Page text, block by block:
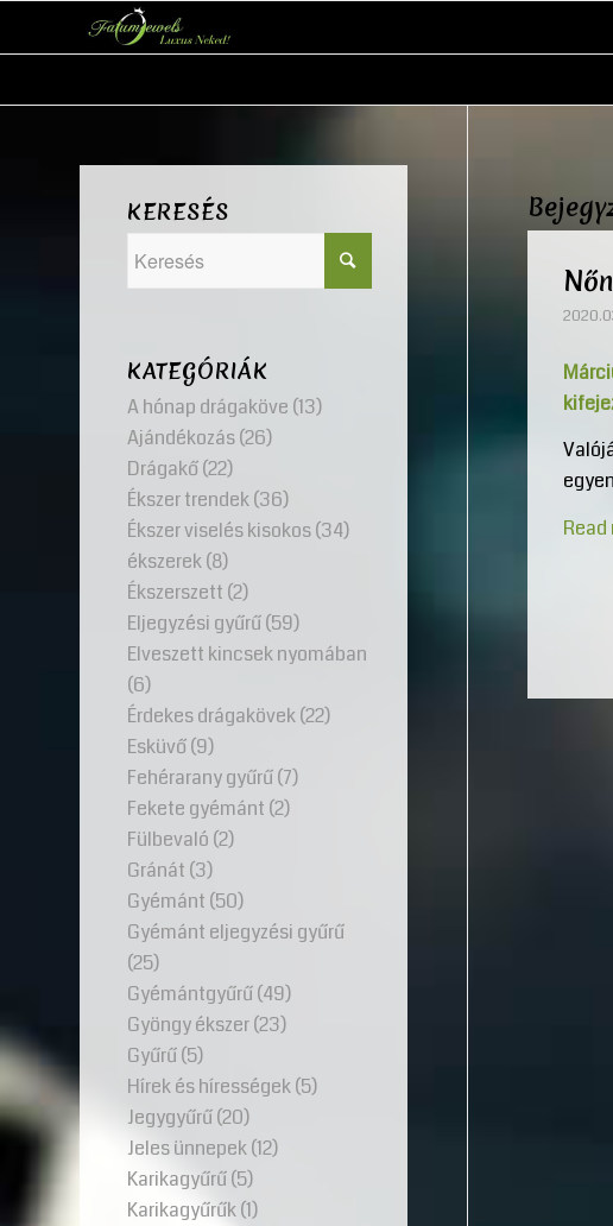
Read
KERESÉS
KATEGÓRIÁK
A hónap drágaköve (13)
Ajándékozás(26)
Drágakő(22)
Ékszer trendek(36)
Ékszer viselés kisokos(34)
ékszerek(8)
Ékszerszett (2)
Eljegyzési gyűrű(59)
Elveszett kincsek nyomában
(6)
Érdekes drágakövek(22)
Esküvő(9)
Fehérarany gyűrű(7)
Fekete gyémánt (2)
Fülbevaló (2)
Gránát (3)
Gyémánt (50)
Gyémánt eljegyzési gyűrű
(25)
Gyémántgyűrű(49)
Gyöngy ékszer(23)
Gyűrű(5)
Hírek és hírességek(5)
Jegygyűrű(20)
Jeles ünnepek(12)
Karikagyűrű(5)
Karikagyűrűk(1)